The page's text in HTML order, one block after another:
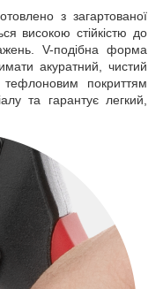
з загартованої
високою стійкістю до
V-подібна форма
акуратний, чистий
покриттям
та гарантує легкий,